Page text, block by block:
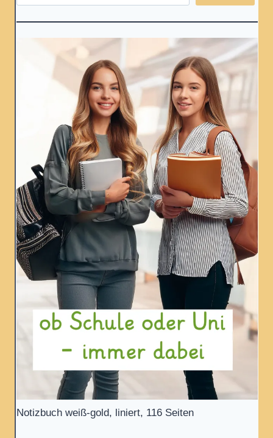
Notizbuch weiß-gold, liniert, 116 Seiten